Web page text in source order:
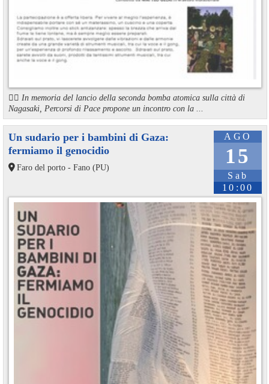
🏳️‍🌈 In memoria del lancio della seconda bomba atomica sulla città di
Nagasaki, Percorsi di Pace propone un incontro con la ...
AGO
15
Sab
10:00
Un sudario per i bambini di Gaza:
fermiamo il genocidio
Faro del porto - Fano (PU)